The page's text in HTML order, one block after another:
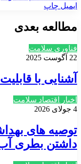
ایمیل چاپ
مطالعه بعدی
فناوری سلامت
22 آگوست 2025
آشنایی با
اخبار اقتصاد سلامت
4 جولای 2026
توصیه های
داشتن بطری